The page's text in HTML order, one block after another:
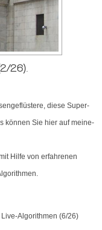
26).
diese Super-
können Sie hier auf meine-
Hilfe von erfahrenen
Algorithmen (6/26)